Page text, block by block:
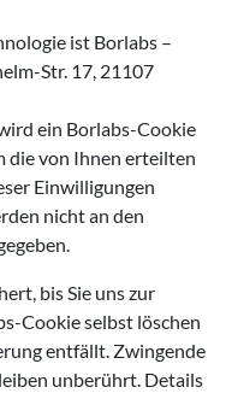
ist Borlabs –
Str. 17, 21107
ein Borlabs-Cookie
die von Ihnen erteilten
Einwilligungen
nicht an den
bis Sie uns zur
Cookie selbst löschen
entfällt. Zwingende
unberührt. Details